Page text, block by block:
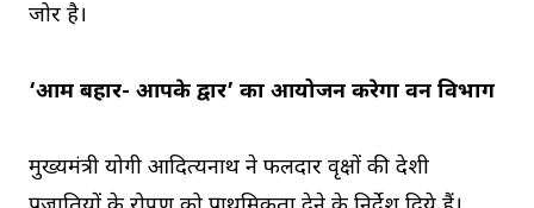
जोर है।
‘आम बहार- आपके द्वार’ का आयोजन करेगा वन विभाग
मुख्यमंत्री योगी आदित्यनाथ ने फलदार वृक्षों की देशी